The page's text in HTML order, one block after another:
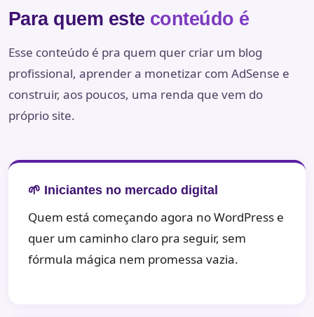
Para quem este conteúdo é
Esse conteúdo é pra quem quer criar um blog
profissional, aprender a monetizar com AdSense e
construir, aos poucos, uma renda que vem do
próprio site.
🌱 Iniciantes no mercado digital
Quem está começando agora no WordPress e
quer um caminho claro pra seguir, sem
fórmula mágica nem promessa vazia.